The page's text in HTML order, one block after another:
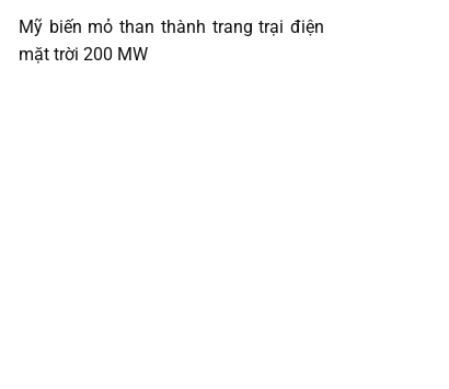
Mỹ biến mỏ than thành trang trại điện
mặt trời 200 MW